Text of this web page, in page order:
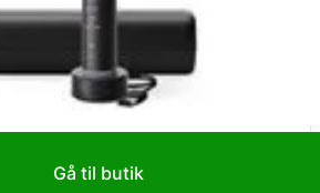
1-3 dage
Gå til butik